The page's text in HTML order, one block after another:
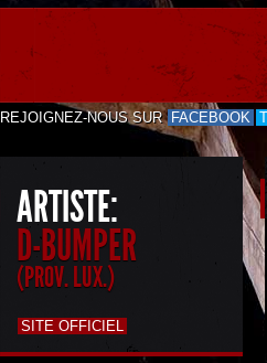
REJOIGNEZ-NOUS SUR FACEBOOK
ARTISTE:
D-BUMPER
(PROV. LUX.)
SITE OFFICIEL